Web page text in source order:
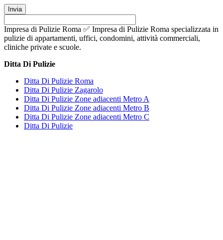
Impresa di Pulizie Roma ✅ Impresa di Pulizie Roma specializzata in
pulizie di appartamenti, uffici, condomini, attività commerciali,
cliniche private e scuole.
Ditta Di Pulizie
Ditta Di Pulizie Roma
Ditta Di Pulizie Zagarolo
Ditta Di Pulizie Zone adiacenti Metro A
Ditta Di Pulizie Zone adiacenti Metro B
Ditta Di Pulizie Zone adiacenti Metro C
Ditta Di Pulizie